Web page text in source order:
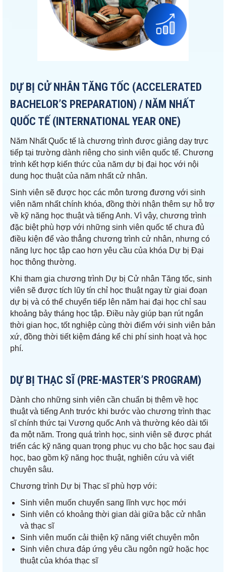
DỰ BỊ CỬ NHÂN TĂNG TỐC (ACCELERATED
BACHELOR’S PREPARATION) / NĂM NHẤT
QUỐC TẾ (INTERNATIONAL YEAR ONE)
Năm Nhất Quốc tế là chương trình được giảng dạy trực
tiếp tại trường dành riêng cho sinh viên quốc tế. Chương
trình kết hợp kiến thức của năm dự bị đại học với nội
dung học thuật của năm nhất cử nhân.
Sinh viên sẽ được học các môn tương đương với sinh
viên năm nhất chính khóa, đồng thời nhận thêm sự hỗ trợ
về kỹ năng học thuật và tiếng Anh. Vì vậy, chương trình
đặc biệt phù hợp với những sinh viên quốc tế chưa đủ
điều kiện để vào thẳng chương trình cử nhân, nhưng có
năng lực học tập cao hơn yêu cầu của khóa Dự bị Đại
học thông thường.
Khi tham gia chương trình Dự bị Cử nhân Tăng tốc, sinh
viên sẽ được tích lũy tín chỉ học thuật ngay từ giai đoạn
dự bị và có thể chuyển tiếp lên năm hai đại học chỉ sau
khoảng bảy tháng học tập. Điều này giúp bạn rút ngắn
thời gian học, tốt nghiệp cùng thời điểm với sinh viên bản
xứ, đồng thời tiết kiệm đáng kể chi phí sinh hoạt và học
phí.
DỰ BỊ THẠC SĨ (PRE-MASTER’S PROGRAM)
Dành cho những sinh viên cần chuẩn bị thêm về học
thuật và tiếng Anh trước khi bước vào chương trình thạc
sĩ chính thức tại Vương quốc Anh và thường kéo dài tối
đa một năm. Trong quá trình học, sinh viên sẽ được phát
triển các kỹ năng quan trọng phục vụ cho bậc học sau đại
học, bao gồm kỹ năng học thuật, nghiên cứu và viết
chuyên sâu.
Chương trình Dự bị Thạc sĩ phù hợp với:
Sinh viên muốn chuyển sang lĩnh vực học mới
Sinh viên có khoảng thời gian dài giữa bậc cử nhân
và thạc sĩ
Sinh viên muốn cải thiện kỹ năng viết chuyên môn
Sinh viên chưa đáp ứng yêu cầu ngôn ngữ hoặc học
thuật của khóa thạc sĩ